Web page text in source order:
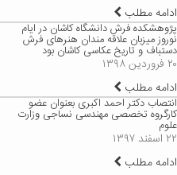
ادامه مطلب
پژوهشکده فرش دانشگاه کاشان در ایام
نوروز میزبان علاقه مندان هنرهای فرش
دستباف و تاریخ عکاسی کاشان بود
۲۰ فروردین ۱۳۹۸
ادامه مطلب
انتصاب دکتر احمد اکبری بعنوان عضو
کارگروه تخصصی مهندسی نساجی وزارت
علوم
۲۲ اسفند ۱۳۹۷
ادامه مطلب